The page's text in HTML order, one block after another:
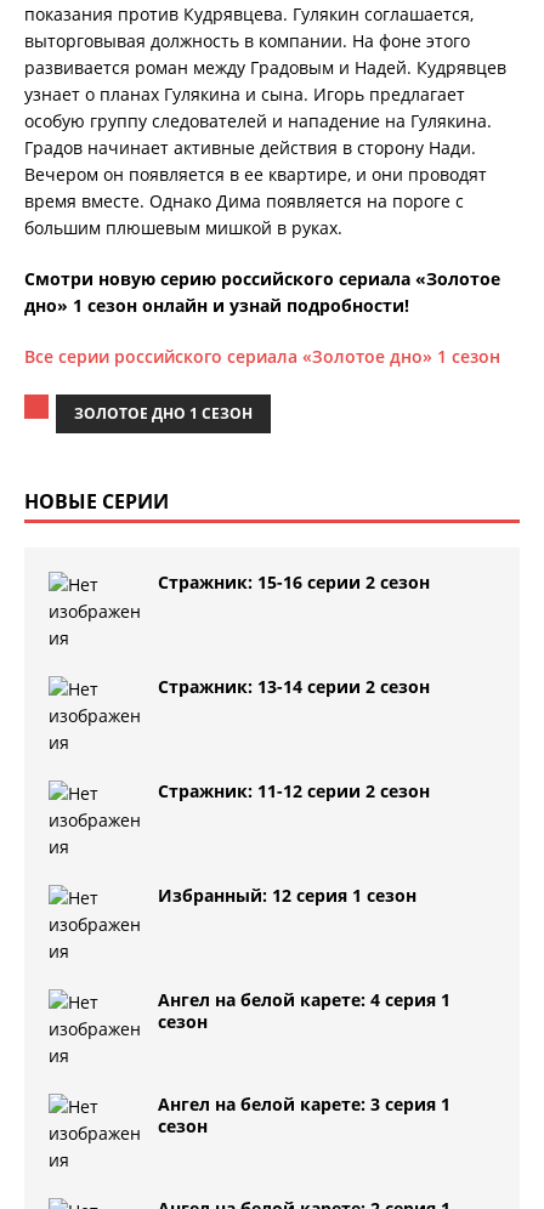
показания против Кудрявцева. Гулякин соглашается,
выторговывая должность в компании. На фоне этого
развивается роман между Градовым и Надей. Кудрявцев
узнает о планах Гулякина и сына. Игорь предлагает
особую группу следователей и нападение на Гулякина.
Градов начинает активные действия в сторону Нади.
Вечером он появляется в ее квартире, и они проводят
время вместе. Однако Дима появляется на пороге с
большим плюшевым мишкой в руках.
Смотри новую серию российского сериала «Золотое
дно» 1 сезон онлайн и узнай подробности!
Все серии российского сериала «Золотое дно» 1 сезон
ЗОЛОТОЕ ДНО 1 СЕЗОН
НОВЫЕ СЕРИИ
Стражник: 15-16 серии 2 сезон
Стражник: 13-14 серии 2 сезон
Стражник: 11-12 серии 2 сезон
Избранный: 12 серия 1 сезон
Ангел на белой карете: 4 серия 1
сезон
Ангел на белой карете: 3 серия 1
сезон